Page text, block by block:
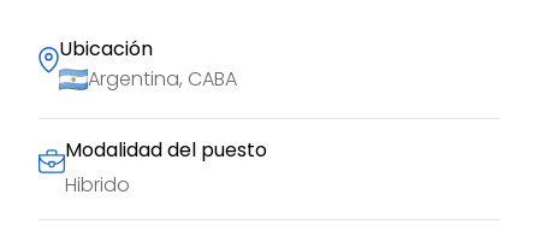
Ubicación
Argentina, CABA
Modalidad del puesto
Hibrido